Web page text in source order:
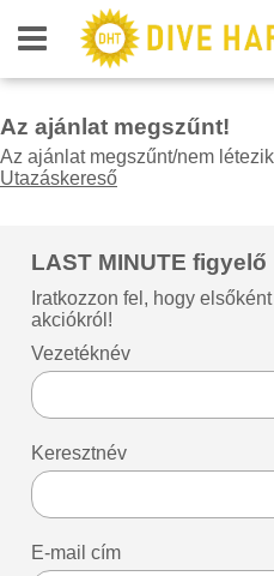
Az ajánlat megszűnt!
Az ajánlat megszűnt/nem
Utazáskereső
LAST MINUTE figyelő
Iratkozzon fel, hogy
akciókról!
Vezetéknév
Keresztnév
E-mail cím